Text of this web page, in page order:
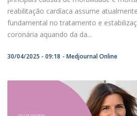
reabilitação cardíaca assume
fundamental no tratamento e
coronária aquando da da...
30/04/2025 - 09:18 Medjournal Online